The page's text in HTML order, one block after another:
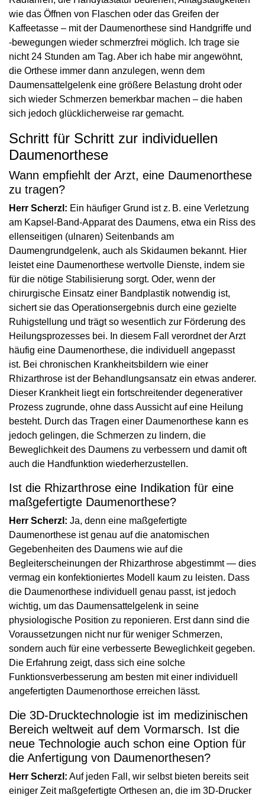
wie das Öffnen von Flaschen oder das Greifen der
Kaffeetasse – mit der Daumenorthese sind Handgriffe und
-bewegungen wieder schmerzfrei möglich. Ich trage sie
nicht 24 Stunden am Tag. Aber ich habe mir angewöhnt,
die Orthese immer dann anzulegen, wenn dem
Daumensattelgelenk eine größere Belastung droht oder
sich wieder Schmerzen bemerkbar machen – die haben
sich jedoch glücklicherweise rar gemacht.
Schritt für Schritt zur individuellen
Daumenorthese
Wann empfiehlt der Arzt, eine Daumenorthese
zu tragen?
Herr Scherzl: Ein häufiger Grund ist z. B. eine Verletzung
am Kapsel-Band-Apparat des Daumens, etwa ein Riss des
ellenseitigen (ulnaren) Seitenbands am
Daumengrundgelenk, auch als Skidaumen bekannt. Hier
leistet eine Daumenorthese wertvolle Dienste, indem sie
für die nötige Stabilisierung sorgt. Oder, wenn der
chirurgische Einsatz einer Bandplastik notwendig ist,
sichert sie das Operationsergebnis durch eine gezielte
Ruhigstellung und trägt so wesentlich zur Förderung des
Heilungsprozesses bei. In diesem Fall verordnet der Arzt
häufig eine Daumenorthese, die individuell angepasst
ist. Bei chronischen Krankheitsbildern wie einer
Rhizarthrose ist der Behandlungsansatz ein etwas anderer.
Dieser Krankheit liegt ein fortschreitender degenerativer
Prozess zugrunde, ohne dass Aussicht auf eine Heilung
besteht. Durch das Tragen einer Daumenorthese kann es
jedoch gelingen, die Schmerzen zu lindern, die
Beweglichkeit des Daumens zu verbessern und damit oft
auch die Handfunktion wiederherzustellen.
Ist die Rhizarthrose eine Indikation für eine
maßgefertigte Daumenorthese?
Herr Scherzl: Ja, denn eine maßgefertigte
Daumenorthese ist genau auf die anatomischen
Gegebenheiten des Daumens wie auf die
Begleiterscheinungen der Rhizarthrose abgestimmt — dies
vermag ein konfektioniertes Modell kaum zu leisten. Dass
die Daumenorthese individuell genau passt, ist jedoch
wichtig, um das Daumensattelgelenk in seine
physiologische Position zu reponieren. Erst dann sind die
Voraussetzungen nicht nur für weniger Schmerzen,
sondern auch für eine verbesserte Beweglichkeit gegeben.
Die Erfahrung zeigt, dass sich eine solche
Funktionsverbesserung am besten mit einer individuell
angefertigten Daumenorthose erreichen lässt.
Die 3D-Drucktechnologie ist im medizinischen
Bereich weltweit auf dem Vormarsch. Ist die
neue Technologie auch schon eine Option für
die Anfertigung von Daumenorthesen?
Herr Scherzl: Auf jeden Fall, wir selbst bieten bereits seit
einiger Zeit maßgefertigte Orthesen an, die im 3D-Drucker